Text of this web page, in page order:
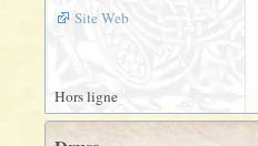
Site Web
Hors ligne